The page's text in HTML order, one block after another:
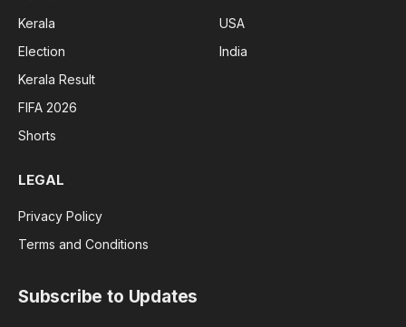
Kerala
Election
Kerala Result
FIFA 2026
Shorts
USA
India
LEGAL
Privacy Policy
Terms and Conditions
Subscribe to Updates